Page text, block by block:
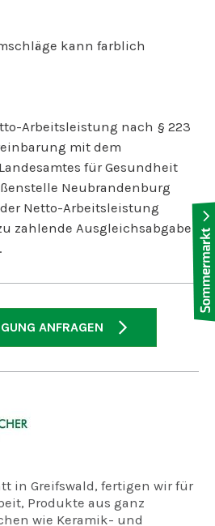
kann farblich
Arbeitsleistung nach § 223
mit dem
für Gesundheit
Neubrandenburg
der Netto-Arbeitsleistung
zahlende Ausgleichsabgabe
ANFRAGEN
in Greifswald, fertigen wir für
Produkte aus ganz
wie Keramik- und